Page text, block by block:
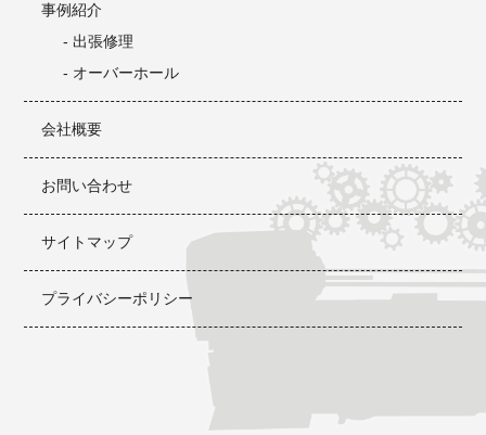
事例紹介
- 出張修理
- オーバーホール
会社概要
お問い合わせ
サイトマップ
プライバシーポリシー